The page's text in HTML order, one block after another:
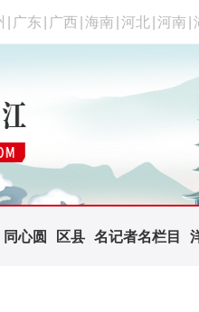
广东 广西 海南 河北 河南
同心圆 区县 名记者名栏目